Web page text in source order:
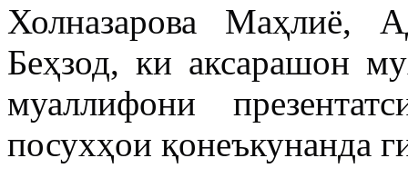
Холназарова Маҳлиё,
Беҳзод, ки аксарашон
муаллифони
посухҳои қонеъкунанда